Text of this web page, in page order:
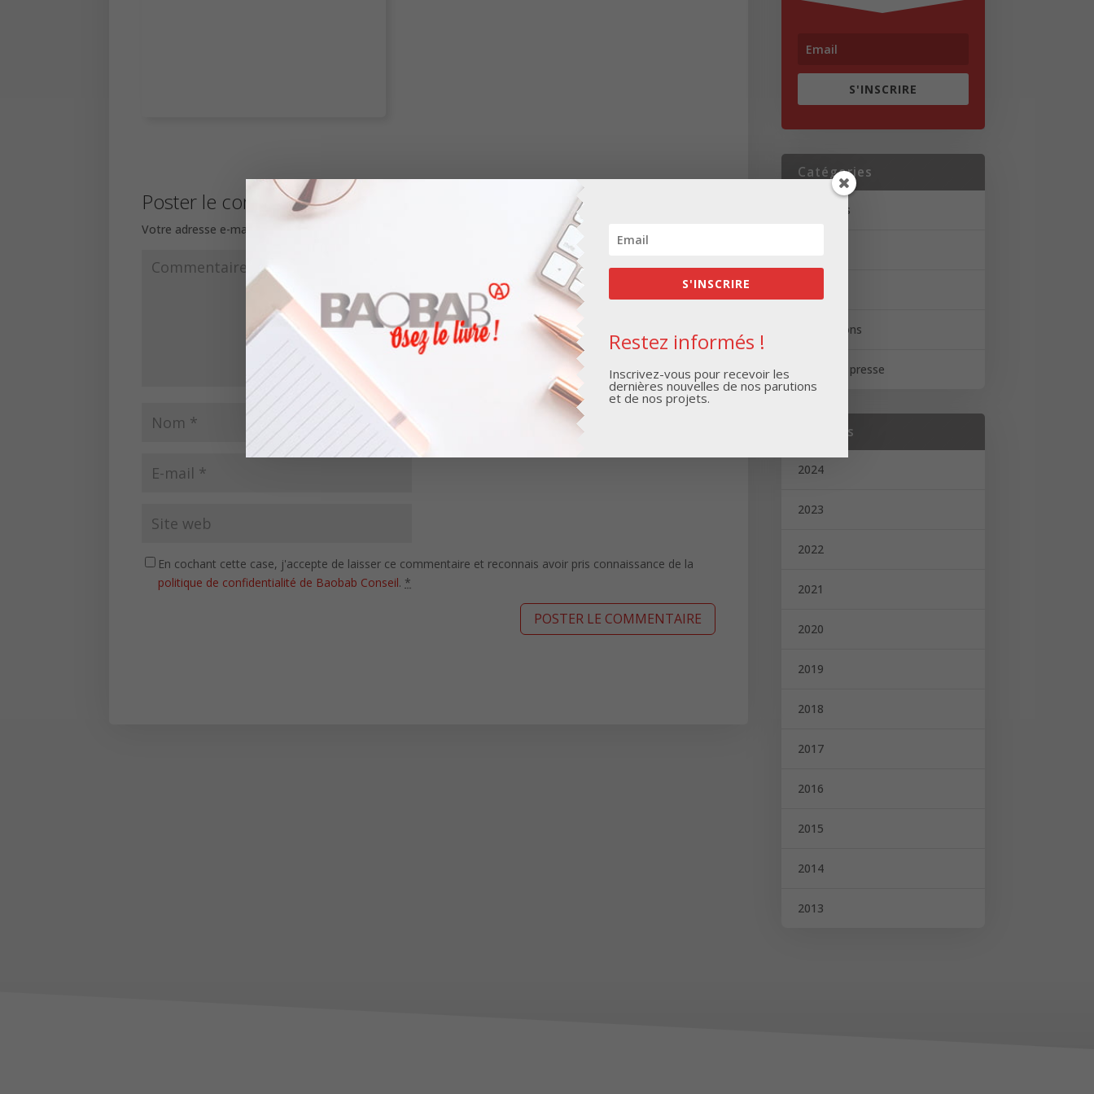
Poster le commentaire
Votre adresse e-mail ne sera pas publiée. Les champs obligatoires sont indiqués avec
En cochant cette case, j'accepte de laisser ce commentaire et reconnais avoir pris connaissance de la
politique de confidentialité de Baobab Conseil. *
S'INSCRIRE
Catégories
Actualités
Réalisations
Revue de presse
Archives
2024
2023
2022
2021
2020
2019
2018
2017
2016
2015
2014
2013
S'INSCRIRE
Restez informés !
Inscrivez-vous pour recevoir les
dernières nouvelles de nos parutions
et de nos projets.